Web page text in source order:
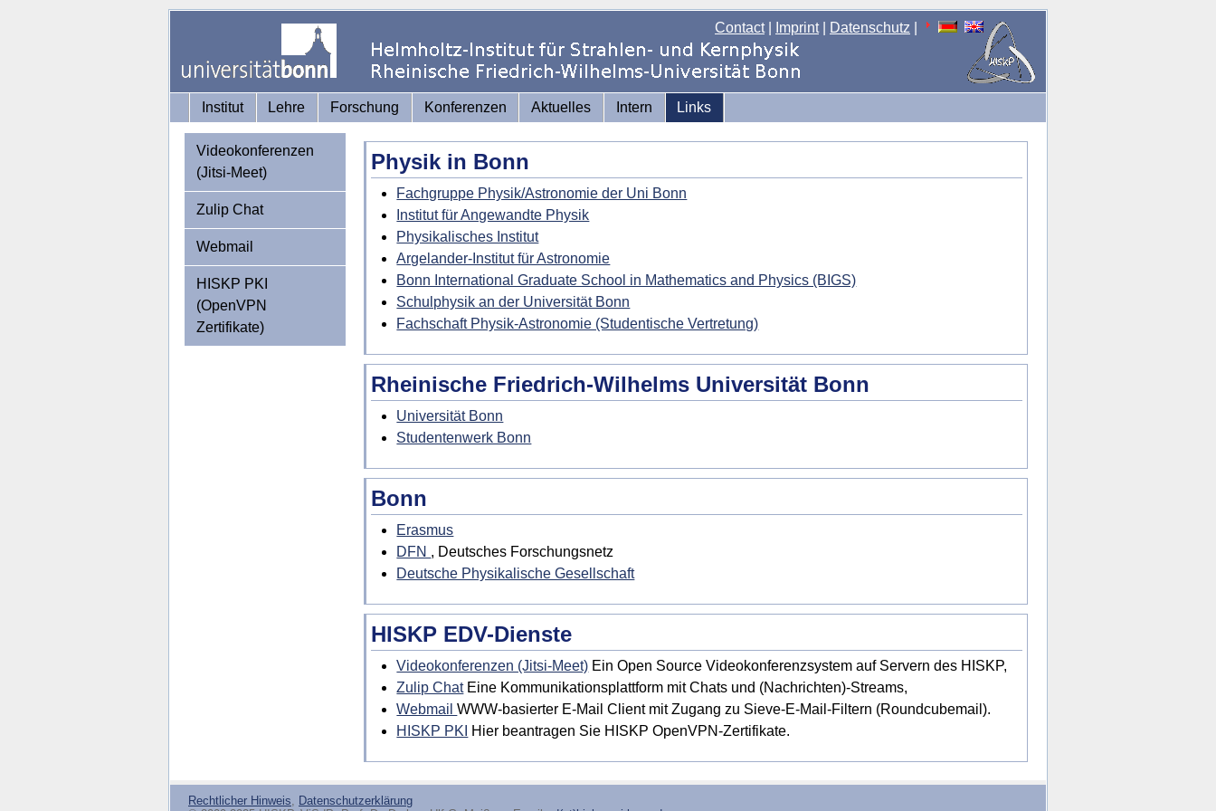
Contact| Imprint| Datenschutz
Institut Lehre Forschung Konferenzen Aktuelles Intern Links
Videokonferenzen
(Jitsi-Meet)
Zulip Chat
Webmail
HISKP PKI
(OpenVPN
Zertifikate)
Physik in Bonn
Fachgruppe Physik/Astronomie der Uni Bonn
Institut für Angewandte Physik
Physikalisches Institut
Argelander-Institut für Astronomie
Bonn International Graduate School in Mathematics and Physics (BIGS)
Schulphysik an der Universität Bonn
Fachschaft Physik-Astronomie (Studentische Vertretung)
Rheinische Friedrich-Wilhelms Universität Bonn
Universität Bonn
Studentenwerk Bonn
Bonn
Erasmus
DFN , Deutsches Forschungsnetz
Deutsche Physikalische Gesellschaft
HISKP EDV-Dienste
Videokonferenzen (Jitsi-Meet) Ein Open Source Videokonferenzsystem auf Servern des HISKP,
Zulip ChatEine Kommunikationsplattform mit Chats und (Nachrichten)-Streams,
WebmailWWW-basierter E-Mail Client mit Zugang zu Sieve-E-Mail-Filtern (Roundcubemail).
HISKP PKI
Hier beantragen Sie HISKP OpenVPN-Zertifikate.
Rechtlicher Hinweis, Datenschutzerklärung